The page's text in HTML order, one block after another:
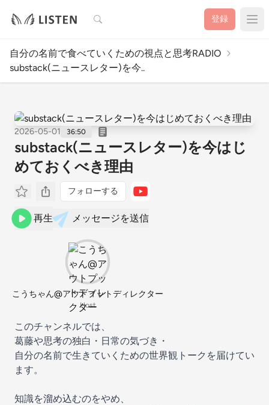
検索 登録
自分の名前で食べていくための視点と思考RADIO
substack(ニュースレター)を今..
2026-05-01 36:50
substack(ニュースレター)を今はじ
めておくべき理由
フォローする
再生 メッセージを送信
こうちゃん@アウトプットディレクター
Host
このチャンネルでは、
葛藤や思考の独白・日常の気づき・
自分の名前で生きていくための世界観トークを届けてい
ます。
知識を溜め込むのをやめ、